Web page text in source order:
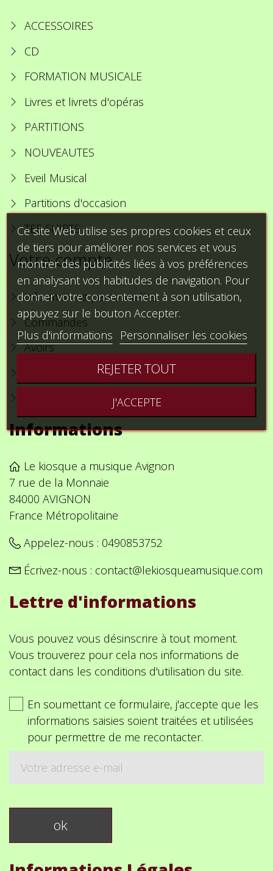
ACCESSOIRES
CD
FORMATION MUSICALE
Livres et livrets d'opéras
PARTITIONS
NOUVEAUTES
Eveil Musical
Partitions d'occasion
TEE SHIRTS
Votre compte
Informations personnelles
Commandes
Avoirs
Bons de réduction
Informations
Le kiosque a musique Avignon
7 rue de la Monnaie
84000 AVIGNON
France Métropolitaine
Appelez-nous : 0490853752
Écrivez-nous : contact@lekiosqueamusique.com
Lettre d'informations
Vous pouvez vous désinscrire à tout moment.
Vous trouverez pour cela nos informations de
contact dans les conditions d'utilisation du site.
En soumettant ce formulaire, j'accepte que les
informations saisies soient traitées et utilisées
pour permettre de me recontacter.
Ce site Web utilise ses propres cookies et ceux
de tiers pour améliorer nos services et vous
montrer des publicités liées à vos préférences
en analysant vos habitudes de navigation. Pour
donner votre consentement à son utilisation,
appuyez sur le bouton Accepter.
Plus d'informations
Personnaliser les cookies
REJETER TOUT
J'ACCEPTE